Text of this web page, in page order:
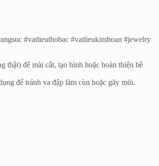
#vatlieuthobac #vatlieukimhoan #jewelry
để mài cắt, tạo hình hoặc hoàn thiện bề
để tránh va đập làm cùn hoặc gãy mũi.